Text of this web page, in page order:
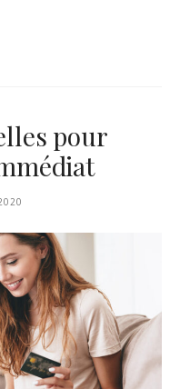
pour